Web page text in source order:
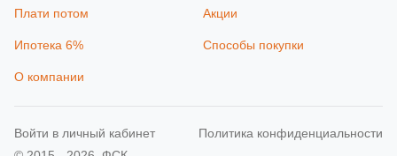
Плати потом Акции
Ипотека 6% Способы покупки
О компании
Политика конфиденциальности
Войти в личный кабинет